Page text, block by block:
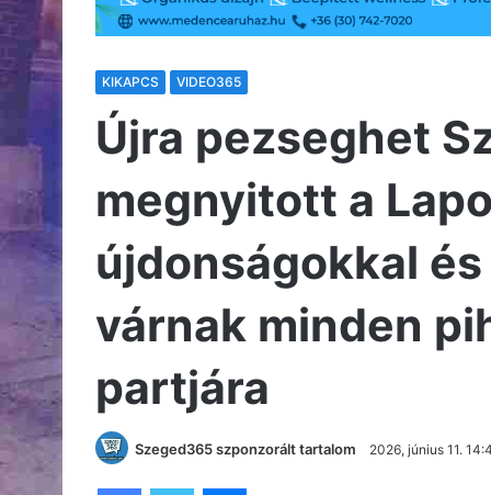
KIKAPCS VIDEO365
Újra pezseghet
megnyitott a
újdonságokkal
várnak minden
partjára
Szeged365 szponzorált tartalom 2026, június 11.